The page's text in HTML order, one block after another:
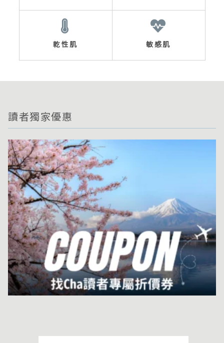
乾性肌 敏感肌
讀者獨家優惠